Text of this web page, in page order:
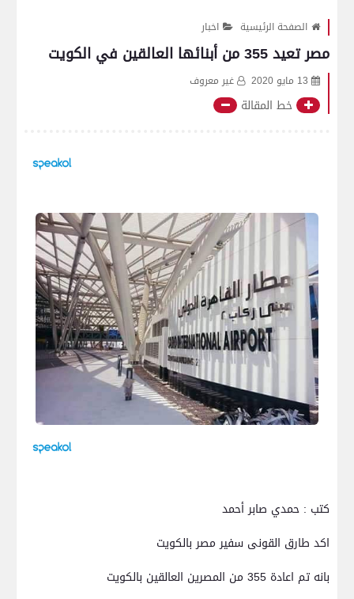
الصفحة الرئيسية اخبار
مصر تعيد 355 من أبنائها العالقين في الكويت
13 مايو 2020 غير معروف
خط المقالة
كتب : حمدي صابر أحمد
اكد طارق القونى سفير مصر بالكويت
بانه تم اعادة 355 من المصرين العالقين بالكويت